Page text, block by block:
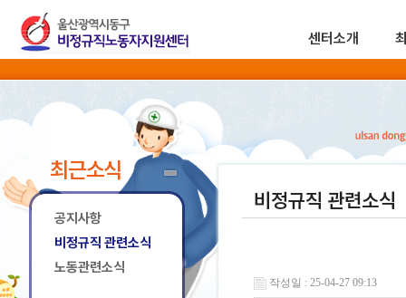
센터소개
최근소식
공지사항
비정규직 관련소식
노동관련소식
비정규직 관련소식
작성일 : 25-04-27 09:13